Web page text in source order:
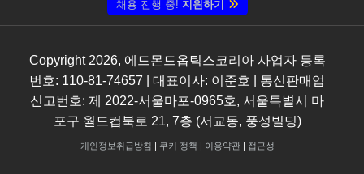
채용 진행 중! 지원하기
Copyright 2026, 에드몬드옵틱스코리아 사업자 등록
번호: 110-81-74657 | 대표이사: 이준호 | 통신판매업
신고번호: 제 2022-서울마포-0965호, 서울특별시 마
포구 월드컵북로 21, 7층 (서교동, 풍성빌딩)
개인정보취급방침 | 쿠키 정책 | 이용약관| 접근성